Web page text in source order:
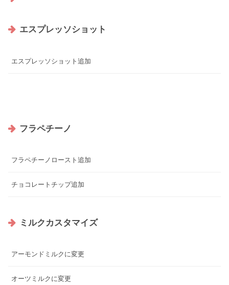
エスプレッソショット
エスプレッソショット追加
フラペチーノ
フラペチーノロースト追加
チョコレートチップ追加
ミルクカスタマイズ
アーモンドミルクに変更
オーツミルクに変更